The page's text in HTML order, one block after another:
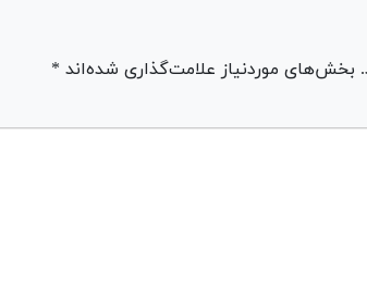
بخش‌های موردنیاز علامت‌گذاری شده‌اند *